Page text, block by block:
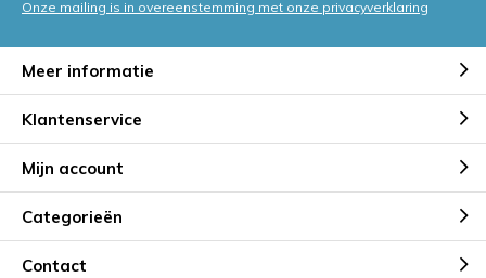
Onze mailing is in overeenstemming met onze privacyverklaring
Meer informatie
Klantenservice
Mijn account
Categorieën
Contact